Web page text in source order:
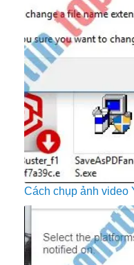
Cách chụp ảnh video